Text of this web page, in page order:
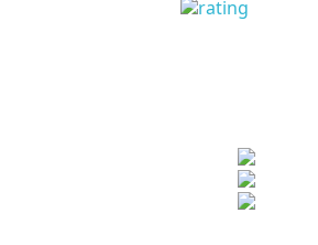
OPINIONES CLIENTES